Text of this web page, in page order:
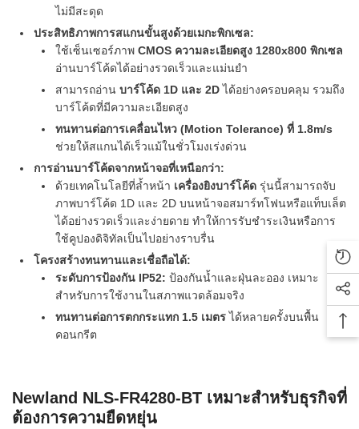
ไม่มีสะดุด
ประสิทธิภาพการสแกนขั้นสูงด้วยเมกะพิกเซล:
ใช้เซ็นเซอร์ภาพ CMOS ความละเอียดสูง 1280x800 พิกเซล
อ่านบาร์โค้ดได้อย่างรวดเร็วและแม่นยำ
สามารถอ่าน บาร์โค้ด 1D และ 2Dได้อย่างครอบคลุม รวมถึง
บาร์โค้ดที่มีความละเอียดสูง
ทนทานต่อการเคลื่อนไหว (Motion Tolerance) ที่ 1.8m/s
ช่วยให้สแกนได้เร็วแม้ในชั่วโมงเร่งด่วน
การอ่านบาร์โค้ดจากหน้าจอที่เหนือกว่า:
ด้วยเทคโนโลยีที่ล้ำหน้า เครื่องยิงบาร์โค้ด รุ่นนี้สามารถจับ
ภาพบาร์โค้ด 1D และ 2D บนหน้าจอสมาร์ทโฟนหรือแท็บเล็ต
ได้อย่างรวดเร็วและง่ายดาย ทำให้การรับชำระเงินหรือการ
ใช้คูปองดิจิทัลเป็นไปอย่างราบรื่น
โครงสร้างทนทานและเชื่อถือได้:
ระดับการป้องกัน IP52: ป้องกันน้ำและฝุ่นละออง เหมาะ
สำหรับการใช้งานในสภาพแวดล้อมจริง
ทนทานต่อการตกกระแทก 1.5 เมตรได้หลายครั้งบนพื้น
คอนกรีต
Newland NLS-FR4280-BT เหมาะสำหรับธุรกิจที่
ต้องการความยืดหยุ่น